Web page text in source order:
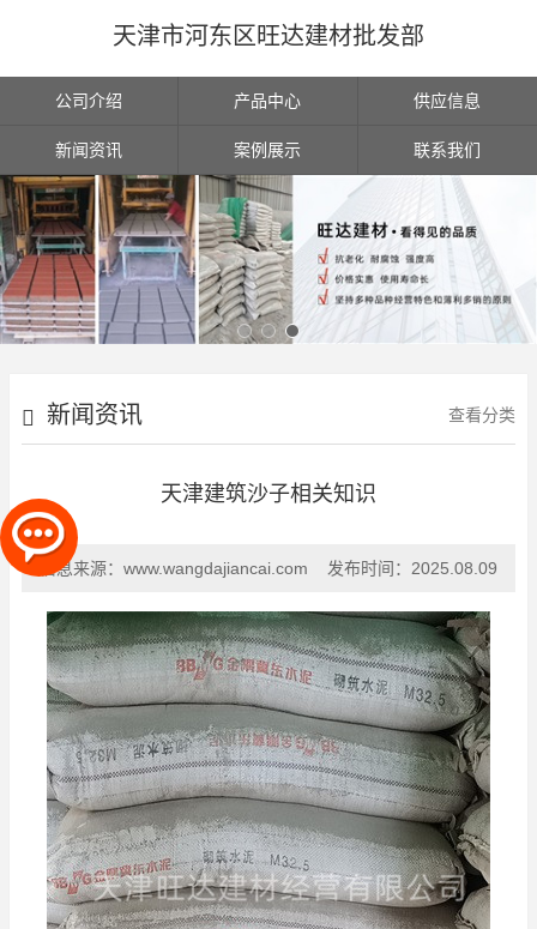
天津市河东区旺达建材批发部
公司介绍 产品中心 供应信息
新闻资讯 案例展示 联系我们
新闻资讯 查看分类
天津建筑沙子相关知识
信息来源： www.wangdajiancai.com 发布时间： 2025.08.09